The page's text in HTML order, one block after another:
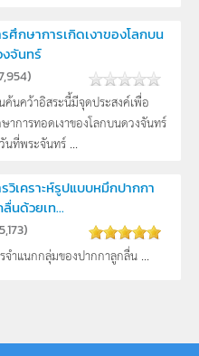
ศึกษาการเกิดเงาของโลกบน
จันทร์
)
ค้นคว้าอิสระนี้มีจุดประสงค์เพื่อ
าการทอดเงาของโลกบนดวงจันทร์
นที่พระจันทร์ ...
วิเคราะห์รูปแบบหมึกปากกา
นด้วยเท...
)
จำแนกกลุ่มของปากกาลูกลื่น ...